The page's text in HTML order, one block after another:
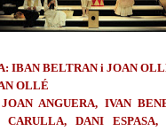
IBAN BELTRAN i JOAN
OLLÉ
ANGUERA, IVAN
CARULLA, DANI ESPASA,